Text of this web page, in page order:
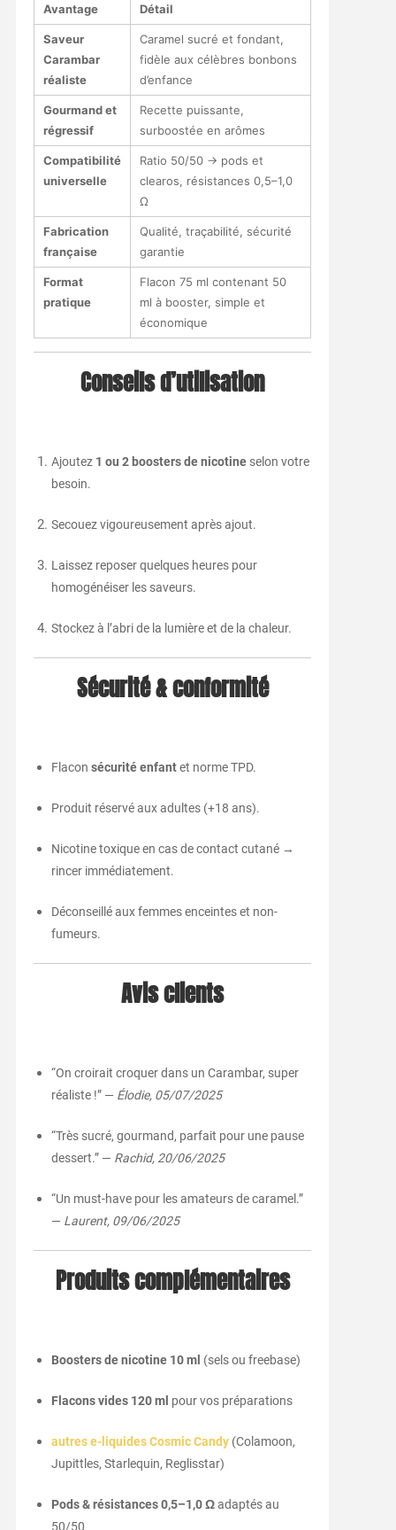
Avantage Détail
Saveur
Carambar
réaliste
Caramel sucré et fondant,
fidèle aux célèbres bonbons
d’enfance
Gourmand et
régressif
Recette puissante,
surboostée en arômes
Compatibilité
universelle
Ratio 50/50 → pods et
clearos, résistances 0,5–1,0
Ω
Fabrication
française
Qualité, traçabilité, sécurité
garantie
Format
pratique
Flacon 75 ml contenant 50
ml à booster, simple et
économique
Conseils d’utilisation
Ajoutez 1 ou 2 boosters de nicotineselon votre
besoin.
Secouez vigoureusement après ajout.
Laissez reposer quelques heures pour
homogénéiser les saveurs.
Stockez à l’abri de la lumière et de la chaleur.
Sécurité & conformité
Flacon sécurité enfantet norme TPD.
Produit réservé aux adultes (+18 ans).
Nicotine toxique en cas de contact cutané →
rincer immédiatement.
Déconseillé aux femmes enceintes et non-
fumeurs.
Avis clients
“On croirait croquer dans un Carambar, super
réaliste !” — Élodie, 05/07/2025
“Très sucré, gourmand, parfait pour une pause
dessert.” — Rachid, 20/06/2025
“Un must-have pour les amateurs de caramel.”
— Laurent, 09/06/2025
Produits complémentaires
Boosters de nicotine 10 ml (sels ou freebase)
Flacons vides 120 ml pour vos préparations
autres e-liquides Cosmic Candy(Colamoon,
Jupittles, Starlequin, Reglisstar)
Pods & résistances 0,5–1,0 Ωadaptés au
50/50